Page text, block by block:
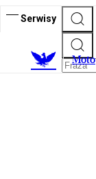
Serwisy
Moto